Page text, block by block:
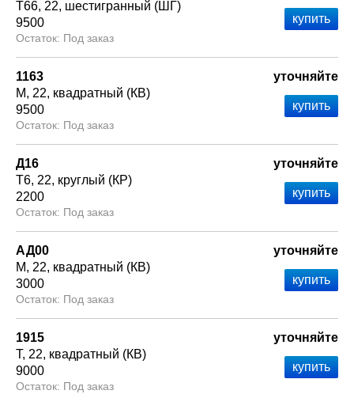
Т66 22 шестигранный (ШГ)
9500
Под заказ
1163
М
22 квадратный (КВ)
9500
Под заказ
уточняйте
Д16
Т6 22 круглый (КР)
2200
Под заказ
уточняйте
АД00
М
22 квадратный (КВ)
3000
Под заказ
уточняйте
1915
Т 22 квадратный (КВ)
9000
Под заказ
уточняйте